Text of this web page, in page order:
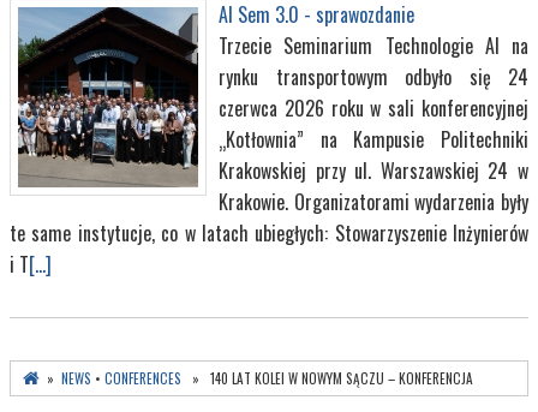
AI Sem 3.0 - sprawozdanie
Trzecie Seminarium Technologie AI na
rynku transportowym odbyło się 24
czerwca 2026 roku w sali konferencyjnej
„Kotłownia” na Kampusie Politechniki
Krakowskiej przy ul. Warszawskiej 24 w
Krakowie. Organizatorami wydarzenia były
te same instytucje, co w latach ubiegłych: Stowarzyszenie Inżynierów
i T[...]
» NEWS • CONFERENCES » 140 LAT KOLEI W NOWYM SĄCZU – KONFERENCJA